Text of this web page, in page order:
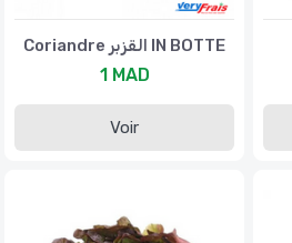
Coriandre القزبر IN BOTTE
1 MAD
Voir